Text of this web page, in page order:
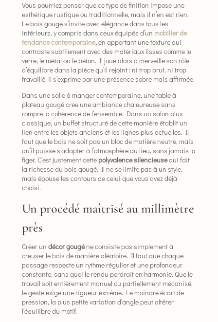
Vous pourriez penser que ce type de finition impose une
esthétique rustique ou traditionnelle, mais il n’en est rien.
Le bois gougé s’invite avec élégance dans tous les
intérieurs, y compris dans ceux équipés d’un mobilier de
tendance contemporaine,en apportant une texture qui
contraste subtilement avec des matériaux lisses comme le
verre, le métal ou le béton. Il joue alors à merveille son rôle
d’équilibre dans la pièce qu’il rejoint : ni trop brut, ni trop
travaillé, il s’exprime par une présence sobre mais affirmée.
Dans une salle à manger contemporaine, une table à
plateau gougé crée une ambiance chaleureuse sans
rompre la cohérence de l’ensemble. Dans un salon plus
classique, un buffet structuré de cette manière établit un
lien entre les objets anciens et les lignes plus actuelles. Il
faut que le bois ne soit pas un bloc de matière neutre, mais
qu’il puisse s’adapter à l’atmosphère du lieu, sans jamais la
figer. C’est justement cette polyvalence silencieusequi fait
la richesse du bois gougé. Il ne se limite pas à un style,
mais épouse les contours de celui que vous avez déjà
choisi.
Un procédé maîtrisé au millimètre
près
Créer un décor gougéne consiste pas simplement à
creuser le bois de manière aléatoire. Il faut que chaque
passage respecte un rythme régulier et une profondeur
constante, sans quoi le rendu perdrait en harmonie. Que le
travail soit entièrement manuel ou partiellement mécanisé,
le geste exige une rigueur extrême. Le moindre écart de
pression, la plus petite variation d’angle peut altérer
l’équilibre du motif.